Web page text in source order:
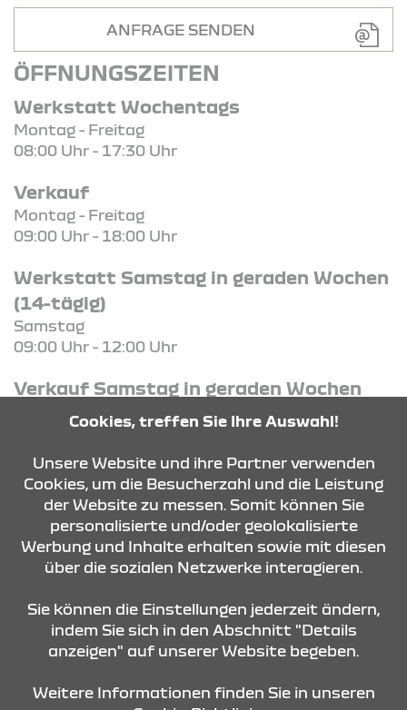
ANFRAGE SENDEN
ÖFFNUNGSZEITEN
Werkstatt Wochentags
Montag - Freitag
08:00 Uhr - 17:30 Uhr
Verkauf
Montag - Freitag
09:00 Uhr - 18:00 Uhr
Werkstatt Samstag in geraden Wochen
(14-tägig)
Samstag
09:00 Uhr - 12:00 Uhr
Verkauf Samstag in geraden Wochen
(14-tägig)
10:00 Uhr - 13:00 Uhr
KONTAKT & ANFAHRT
Cookies, treffen Sie Ihre Auswahl!
Unsere Website und ihre Partner verwenden
Cookies, um die Besucherzahl und die Leistung
der Website zu messen. Somit können Sie
personalisierte und/oder geolokalisierte
Werbung und Inhalte erhalten sowie mit diesen
über die sozialen Netzwerke interagieren.
Sie können die Einstellungen jederzeit ändern,
indem Sie sich in den Abschnitt "Details
anzeigen" auf unserer Website begeben.
Weitere Informationen finden Sie in unseren